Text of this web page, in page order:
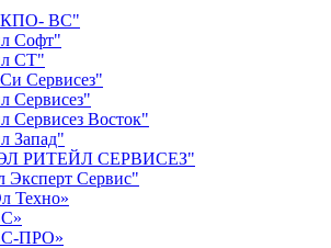
ВС"
Софт"
СТ"
Сервисез"
Восток"
Запад"
РИТЕЙЛ СЕРВИСЕЗ"
Сервис"
Техно»
ПРО»